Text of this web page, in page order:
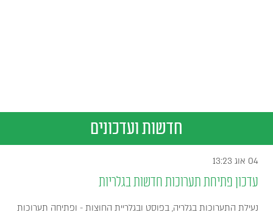
חדשות ועדכונים
04 אוג 13:23
עדכון פתיחת תערוכות חדשות בגלריות
נעילת התערוכות בגלריה, בפוסט ובגלריית החוצות - ופתיחה תערוכות